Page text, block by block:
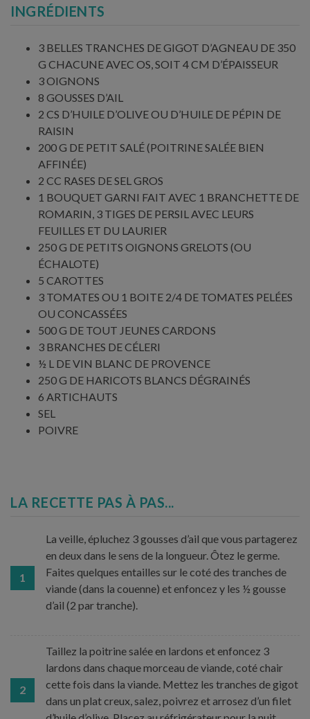
INGRÉDIENTS
3 BELLES TRANCHES DE GIGOT D’AGNEAU DE 350
G CHACUNE AVEC OS, SOIT 4 CM D’ÉPAISSEUR
3 OIGNONS
8 GOUSSES D’AIL
2 CS D’HUILE D’OLIVE OU D’HUILE DE PÉPIN DE
RAISIN
200 G DE PETIT SALÉ (POITRINE SALÉE BIEN
AFFINÉE)
2 CC RASES DE SEL GROS
1 BOUQUET GARNI FAIT AVEC 1 BRANCHETTE DE
ROMARIN, 3 TIGES DE PERSIL AVEC LEURS
FEUILLES ET DU LAURIER
250 G DE PETITS OIGNONS GRELOTS (OU
ÉCHALOTE)
5 CAROTTES
3 TOMATES OU 1 BOITE 2/4 DE TOMATES PELÉES
OU CONCASSÉES
500 G DE TOUT JEUNES CARDONS
3 BRANCHES DE CÉLERI
½ L DE VIN BLANC DE PROVENCE
250 G DE HARICOTS BLANCS DÉGRAINÉS
6 ARTICHAUTS
SEL
POIVRE
LA RECETTE PAS À PAS...
1
La veille, épluchez 3 gousses d’ail que vous partagerez
en deux dans le sens de la longueur. Ôtez le germe.
Faites quelques entailles sur le coté des tranches de
viande (dans la couenne) et enfoncez y les ½ gousse
d’ail (2 par tranche).
2
Taillez la poitrine salée en lardons et enfoncez 3
lardons dans chaque morceau de viande, coté chair
cette fois dans la viande. Mettez les tranches de gigot
dans un plat creux, salez, poivrez et arrosez d’un filet